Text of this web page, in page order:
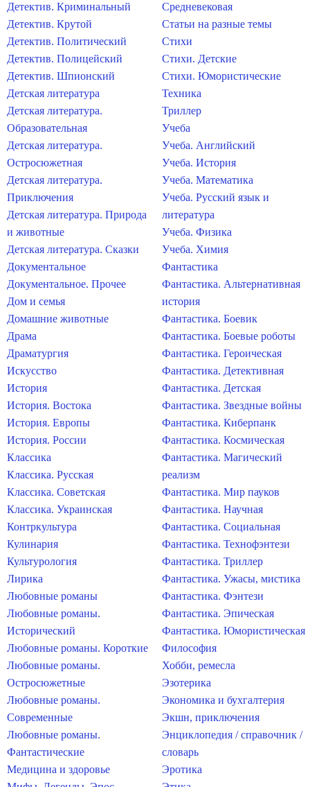
Детектив. Криминальный
Детектив. Крутой
Детектив. Политический
Детектив. Полицейский
Детектив. Шпионский
Детская литература
Детская литература.
Образовательная
Детская литература.
Остросюжетная
Детская литература.
Приключения
Детская литература. Природа
и животные
Детская литература. Сказки
Документальное
Документальное. Прочее
Дом и семья
Домашние животные
Драма
Драматургия
Искусство
История
История. Востока
История. Европы
История. России
Классика
Классика. Русская
Классика. Советская
Классика. Украинская
Контркультура
Кулинария
Культурология
Лирика
Любовные романы
Любовные романы.
Исторический
Любовные романы. Короткие
Любовные романы.
Остросюжетные
Любовные романы.
Современные
Любовные романы.
Фантастические
Медицина и здоровье
Средневековая
Статьи на разные темы
Стихи
Стихи. Детские
Стихи. Юмористические
Техника
Триллер
Учеба
Учеба. Английский
Учеба. История
Учеба. Математика
Учеба. Русский язык и
литература
Учеба. Физика
Учеба. Химия
Фантастика
Фантастика. Альтернативная
история
Фантастика. Боевик
Фантастика. Боевые роботы
Фантастика. Героическая
Фантастика. Детективная
Фантастика. Детская
Фантастика. Звездные войны
Фантастика. Киберпанк
Фантастика. Космическая
Фантастика. Магический
реализм
Фантастика. Мир пауков
Фантастика. Научная
Фантастика. Социальная
Фантастика. Технофэнтези
Фантастика. Триллер
Фантастика. Ужасы, мистика
Фантастика. Фэнтези
Фантастика. Эпическая
Фантастика. Юмористическая
Философия
Хобби, ремесла
Эзотерика
Экономика и бухгалтерия
Экшн, приключения
Энциклопедия / справочник /
словарь
Эротика